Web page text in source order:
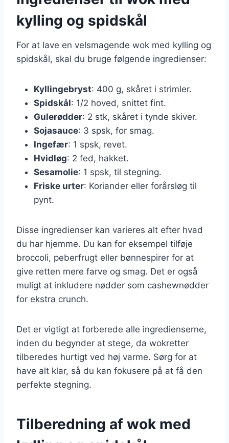
kylling og spidskål
For at lave en velsmagende wok med kylling og
spidskål, skal du bruge følgende ingredienser:
Kyllingebryst: 400 g, skåret i strimler.
Spidskål: 1/2 hoved, snittet fint.
Gulerødder: 2 stk, skåret i tynde skiver.
Sojasauce: 3 spsk, for smag.
Ingefær: 1 spsk, revet.
Hvidløg: 2 fed, hakket.
Sesamolie: 1 spsk, til stegning.
Friske urter: Koriander eller forårsløg til
pynt.
Disse ingredienser kan varieres alt efter hvad
du har hjemme. Du kan for eksempel tilføje
broccoli, peberfrugt eller bønnespirer for at
give retten mere farve og smag. Det er også
muligt at inkludere nødder som cashewnødder
for ekstra crunch.
Det er vigtigt at forberede alle ingredienserne,
inden du begynder at stege, da wokretter
tilberedes hurtigt ved høj varme. Sørg for at
have alt klar, så du kan fokusere på at få den
perfekte stegning.
Tilberedning af wok med